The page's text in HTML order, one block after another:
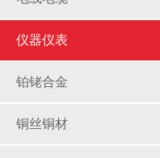
仪器仪表
铂铑合金
铜丝铜材